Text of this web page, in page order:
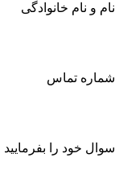
نام و نام خانوادگی
شماره تماس
سوال خود را بفرمایید